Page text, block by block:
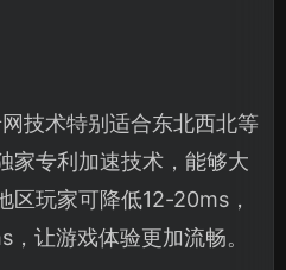
技术特别适合东北西北等
家专利加速技术，能够大
区玩家可降低12-20ms，
让游戏体验更加流畅。